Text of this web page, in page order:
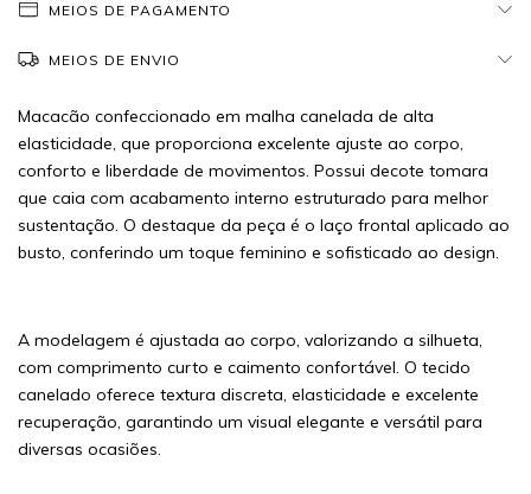
MEIOS DE PAGAMENTO
MEIOS DE ENVIO
Macacão confeccionado em malha canelada de alta
elasticidade, que proporciona excelente ajuste ao corpo,
conforto e liberdade de movimentos. Possui decote tomara
que caia com acabamento interno estruturado para melhor
sustentação. O destaque da peça é o laço frontal aplicado ao
busto, conferindo um toque feminino e sofisticado ao design.
A modelagem é ajustada ao corpo, valorizando a silhueta,
com comprimento curto e caimento confortável. O tecido
canelado oferece textura discreta, elasticidade e excelente
recuperação, garantindo um visual elegante e versátil para
diversas ocasiões.